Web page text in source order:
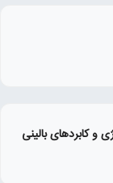
و کابردهای بالینی